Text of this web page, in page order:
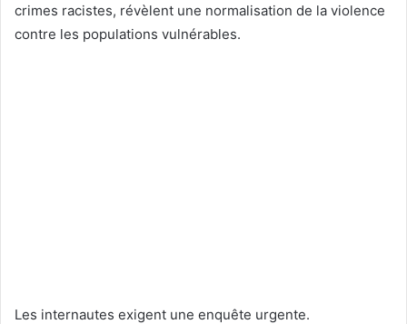
crimes racistes, révèlent une normalisation de la violence
contre les populations vulnérables.
Les internautes exigent une enquête urgente.